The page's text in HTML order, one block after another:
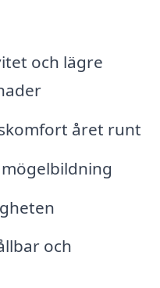
och lägre
året runt
och